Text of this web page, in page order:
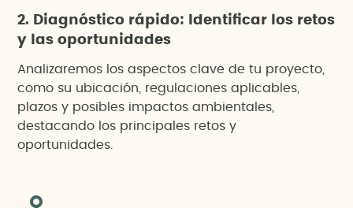
2. Diagnóstico rápido: Identificar los retos
y las oportunidades
Analizaremos los aspectos clave de tu proyecto,
como su ubicación, regulaciones aplicables,
plazos y posibles impactos ambientales,
destacando los principales retos y
oportunidades.